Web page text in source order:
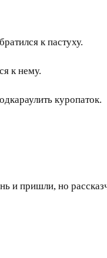
к пастуху.
к нему.
куропаток.
и пришли, но